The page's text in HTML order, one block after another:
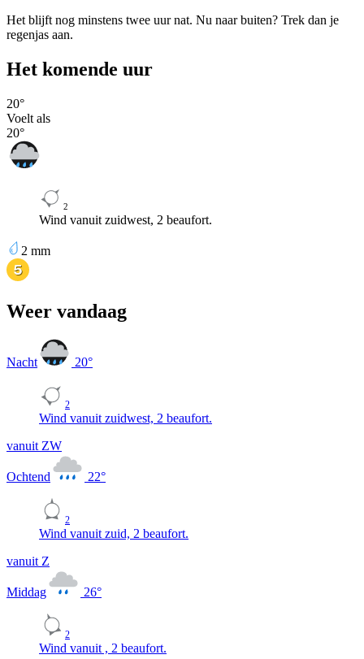
Het blijft nog minstens twee uur nat. Nu naar buiten? Trek dan je
regenjas aan.
Het komende uur
20°
Voelt als
20°
2
Wind vanuit zuidwest, 2 beaufort.
2 mm
Weer vandaag
Nacht 20°
2
Wind vanuit zuidwest, 2 beaufort.
vanuit ZW
Ochtend 22°
2
Wind vanuit zuid, 2 beaufort.
vanuit Z
Middag 26°
2
Wind vanuit , 2 beaufort.